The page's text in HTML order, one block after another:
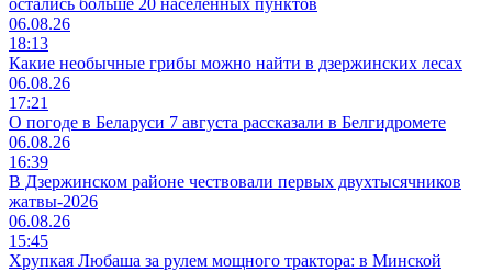
06.08.26
18:13
Какие необычные грибы можно найти в дзержинских лесах
06.08.26
17:21
О погоде в Беларуси 7 августа рассказали в Белгидромете
06.08.26
16:39
В Дзержинском районе чествовали первых двухтысячников
жатвы-2026
06.08.26
15:45
Хрупкая Любаша за рулем мощного трактора: в Минской